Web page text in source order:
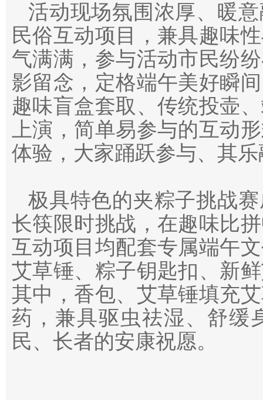
活动现场氛围浓厚、暖
民俗互动项目，兼具趣味
气满满，参与活动市民纷
影留念，定格端午美好瞬
趣味盲盒套取、传统投壶
上演，简单易参与的互动
体验，大家踊跃参与、其
极具特色的夹粽子挑战
长筷限时挑战，在趣味比
互动项目均配套专属端午
艾草锤、粽子钥匙扣、新
其中，香包、艾草锤填充
药，兼具驱虫祛湿、舒缓
民、长者的安康祝愿。